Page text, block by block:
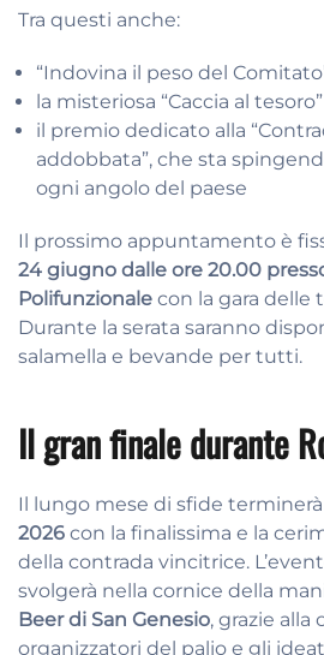
Tra questi anche:
“Indovina il peso del
la misteriosa “Caccia al tesoro”
il premio dedicato alla
addobbata”, che sta
ogni angolo del paese
Il prossimo appuntamento è
24 giugno dalle ore 20.00
Polifunzionale con la gara delle
Durante la serata saranno
salamella e bevande per tutti.
Il gran finale durante
Il lungo mese di sfide terminerà
2026 con la finalissima e la
della contrada vincitrice.
svolgerà nella cornice della
Beer di San Genesio, grazie alla
organizzatori del palio e gli